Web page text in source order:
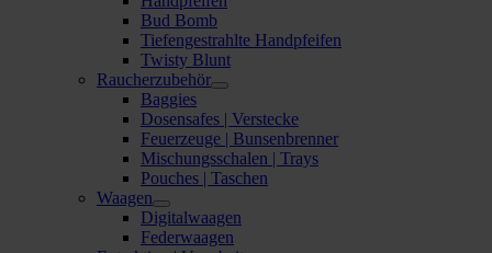
Bud Bomb
Tiefengestrahlte Handpfeifen
Twisty Blunt
Raucherzubehör
Baggies
Dosensafes | Verstecke
Feuerzeuge | Bunsenbrenner
Mischungsschalen | Trays
Pouches | Taschen
Waagen
Digitalwaagen
Federwaagen